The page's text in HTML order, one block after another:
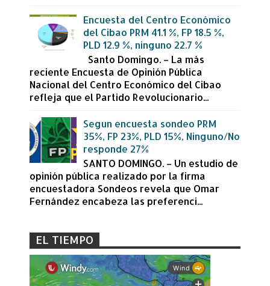
Encuesta del Centro Económico
del Cibao PRM 41.1 %, FP 18.5 %,
PLD 12.9 %, ninguno 22.7 %
Santo Domingo. – La más
reciente Encuesta de Opinión Pública
Nacional del Centro Económico del Cibao
refleja que el Partido Revolucionario...
Segun encuesta sondeo PRM
35%, FP 23%, PLD 15%, Ninguno/No
responde 27%
SANTO DOMINGO. – Un estudio de
opinión pública realizado por la firma
encuestadora Sondeos revela que Omar
Fernández encabeza las preferenci...
EL TIEMPO